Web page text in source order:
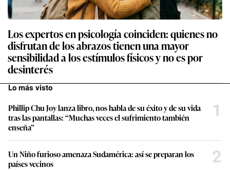
Los expertos en psicología coinciden: quienes no
disfrutan de los abrazos tienen una mayor
sensibilidad a los estímulos físicos y no es por
desinterés
Lo más visto
Phillip Chu Joy lanza libro, nos habla de su éxito y de su vida
tras las pantallas: “Muchas veces el sufrimiento también
enseña”
1
Un Niño furioso amenaza Sudamérica: así se preparan los
países vecinos
2